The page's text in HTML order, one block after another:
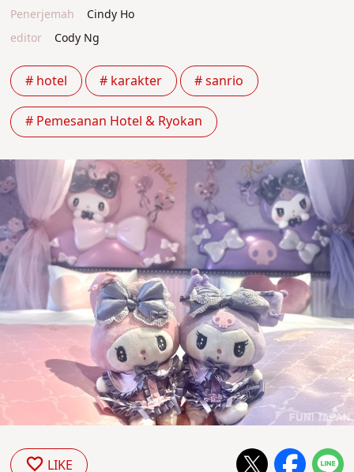
Penerjemah
Cindy Ho
editor
Cody Ng
# hotel # karakter # sanrio
# Pemesanan Hotel & Ryokan
LIKE